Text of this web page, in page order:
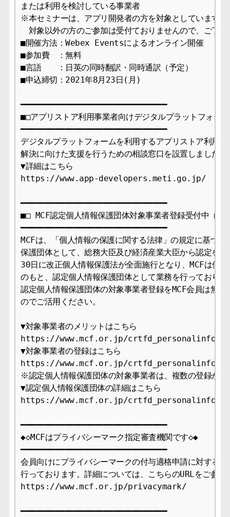
または利用を検討している事業者
※本セミナーは、アプリ開発者の方を対象としています。
対象以外の方のご参加は受付ておりませんので、ご了承
■開催方法：Webex Eventsによるオンライン開催
■参加費　：無料
■言語　　：日英の同時翻訳・同時通訳（予定）
■申込締切：2021年8月23日(月)
━━━━━━━━━━━━━━━━━━━━━━━━━━━━━━
■□アプリストア利用事業者向けデジタルプラットフォー
━━━━━━━━━━━━━━━━━━━━━━━━━━━━━━
デジタルプラットフォームを利用するアプリストア利用
解決に向けた支援を行うための相談窓口を設置しました。
▼詳細はこちら
https://www.app-developers.meti.go.jp/
━━━━━━━━━━━━━━━━━━━━━━━━━━━━━━
■□ MCF認定個人情報保護団体対象事業者登録受付中 ■□
━━━━━━━━━━━━━━━━━━━━━━━━━━━━━━
MCFは、「個人情報の保護に関する法律」の規定に基づき
保護団体として、総務大臣及び経済産業大臣から認定を
30日に改正個人情報保護法が全面施行となり、MCFは個
のもと、認定個人情報保護団体として業務を行っておりま
認定個人情報保護団体の対象事業者登録をMCF会員は無料
のでご活用ください。
▼対象事業者のメリットはこちら
https://www.mcf.or.jp/crtfd_personalinfo/
▼対象事業者の登録はこちら
https://www.mcf.or.jp/crtfd_personalinfo/
※認定個人情報保護団体の対象事業者は、複数の登録が可
▼認定個人情報保護団体の詳細はこちら
https://www.mcf.or.jp/crtfd_personalinfo
━━━━━━━━━━━━━━━━━━━━━━━━━━━━━━
◆◇MCFはプライバシーマーク指定審査機関です◇◆
━━━━━━━━━━━━━━━━━━━━━━━━━━━━━━
会員向けにプライバシーマークの付与適格申請に対する審
行っております。詳細については、こちらのURLをご参照
https://www.mcf.or.jp/privacymark/
━━━━━━━━━━━━━━━━━━━━━━━━━━━━━━